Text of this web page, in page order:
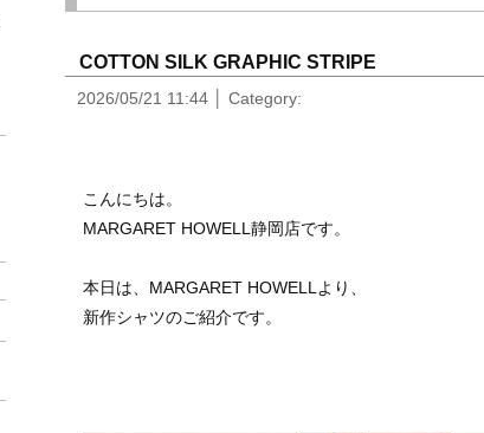
COTTON SILK GRAPHIC STRIPE
2026/05/21 11:44 Category:
こ んにちは。
MARGARET HOWELL静岡店です。
本日は、MARGARET HOWELLより、
新作シャツのご紹介です。